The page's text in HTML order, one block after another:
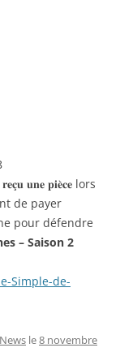
𝐮𝐧𝐞 𝐩𝐢𝐞̀𝐜𝐞 lors
de payer
pour défendre
– Saison 2
Simple-de-
News le8 novembre